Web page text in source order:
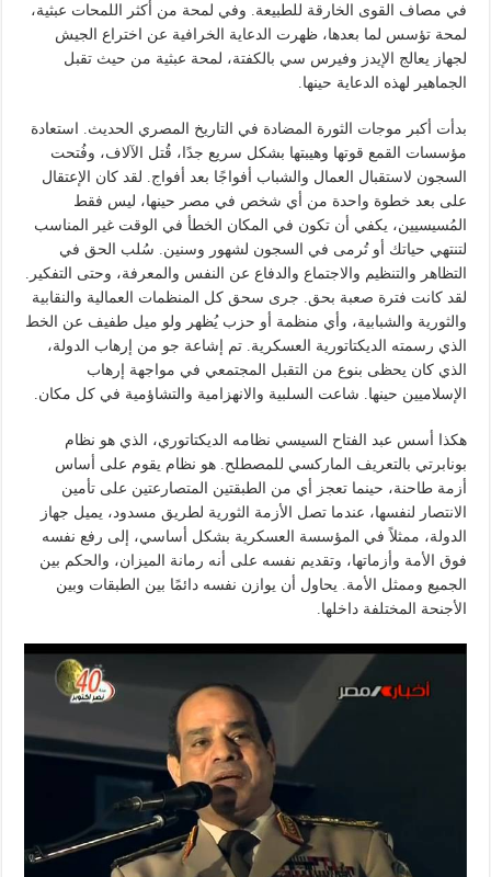
في مصاف القوى الخارقة للطبيعة. وفي لمحة من أكثر اللمحات عبثية،
لمحة تؤسس لما بعدها، ظهرت الدعاية الخرافية عن اختراع الجيش
لجهاز يعالج الإيدز وفيرس سي بالكفتة، لمحة عبثية من حيث تقبل
الجماهير لهذه الدعاية حينها.
بدأت أكبر موجات الثورة المضادة في التاريخ المصري الحديث. استعادة
مؤسسات القمع قوتها وهيبتها بشكل سريع جدًا، قُتل الآلاف، وفُتحت
السجون لاستقبال العمال والشباب أفواجًا بعد أفواج. لقد كان الإعتقال
على بعد خطوة واحدة من أي شخص في مصر حينها، ليس فقط
المُسيسيين، يكفي أن تكون في المكان الخطأ في الوقت غير المناسب
لتنتهي حياتك أو تُرمى في السجون لشهور وسنين. سُلب الحق في
التظاهر والتنظيم والاجتماع والدفاع عن النفس والمعرفة، وحتى التفكير.
لقد كانت فترة صعبة بحق. جرى سحق كل المنظمات العمالية والنقابية
والثورية والشبابية، وأي منظمة أو حزب يُظهر ولو ميل طفيف عن الخط
الذي رسمته الديكتاتورية العسكرية. تم إشاعة جو من إرهاب الدولة،
الذي كان يحظى بنوع من التقبل المجتمعي في مواجهة إرهاب
الإسلاميين حينها. شاعت السلبية والانهزامية والتشاؤمية في كل مكان.
هكذا أسس عبد الفتاح السيسي نظامه الديكتاتوري، الذي هو نظام
بونابرتي بالتعريف الماركسي للمصطلح. هو نظام يقوم على أساس
أزمة طاحنة، حينما تعجز أي من الطبقتين المتصارعتين على تأمين
الانتصار لنفسها، عندما تصل الأزمة الثورية لطريق مسدود، يميل جهاز
الدولة، ممثلاً في المؤسسة العسكرية بشكل أساسي، إلى رفع نفسه
فوق الأمة وأزماتها، وتقديم نفسه على أنه رمانة الميزان، والحكم بين
الجميع وممثل الأمة. يحاول أن يوازن نفسه دائمًا بين الطبقات وبين
الأجنحة المختلفة داخلها.